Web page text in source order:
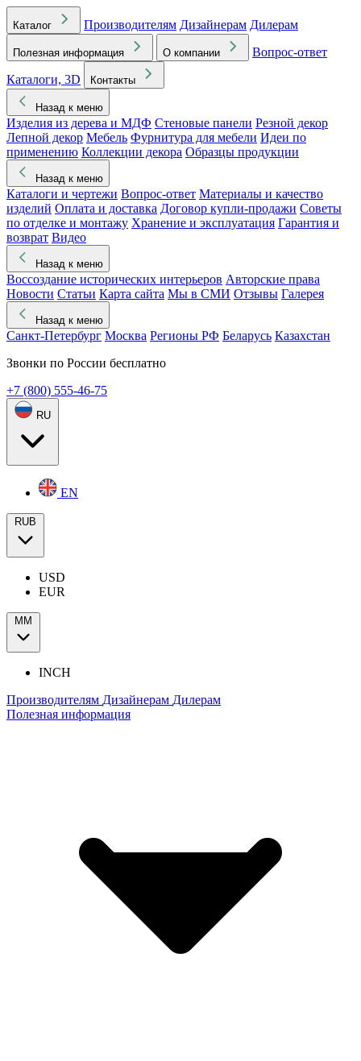
Каталог Производителям Дизайнерам Дилерам
Полезная информация О компании
Вопрос-ответ
Каталоги, 3D
Контакты
Назад к меню
Изделия из дерева и МДФ Стеновые панели Резной декор
Лепной декор Мебель Фурнитура для мебели Идеи по
применению Коллекции декора Образцы продукции
Назад к меню
Каталоги и чертежи Вопрос-ответ Материалы и качество
изделий Оплата и доставка Договор купли-продажи Советы
по отделке и монтажу Хранение и эксплуатация Гарантия и
возврат Видео
Назад к меню
Воссоздание исторических интерьеров Авторские права
Новости Статьи Карта сайта Мы в СМИ Отзывы Галерея
Назад к меню
Санкт-Петербург Москва Регионы РФ Беларусь Казахстан
Звонки по России бесплатно
+7 (800) 555-46-75
RU
EN
RUB
USD
EUR
ММ
INCH
Производителям Дизайнерам Дилерам
Полезная информация